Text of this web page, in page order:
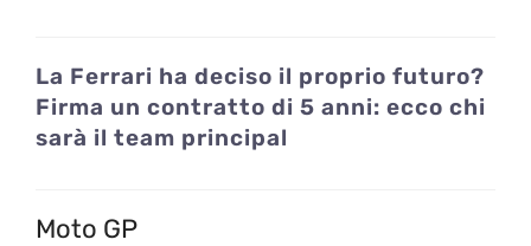
La Ferrari ha deciso il proprio futuro?
Firma un contratto di 5 anni: ecco chi
sarà il team principal
Moto GP